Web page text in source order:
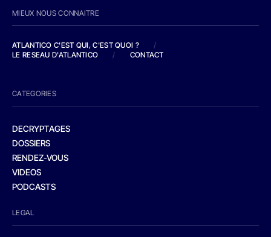
MIEUX NOUS CONNAITRE
ATLANTICO C'EST QUI, C'EST QUOI ?
/
LE RESEAU D'ATLANTICO
/ CONTACT
CATEGORIES
DECRYPTAGES
DOSSIERS
RENDEZ-VOUS
VIDEOS
PODCASTS
LEGAL